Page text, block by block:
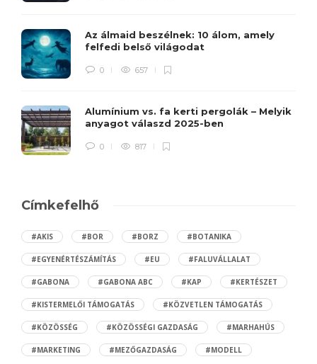
Az álmaid beszélnek: 10 álom, amely
felfedi belső világodat
0 657
Alumínium vs. fa kerti pergolák – Melyik
anyagot válaszd 2025-ben
0 817
Címkefelhő
#AKIS #BOR #BORZ #BOTANIKA
#EGYENÉRTÉSZÁMÍTÁS #EU #FALUVÁLLALAT
#GABONA #GABONA ABC #KAP #KERTÉSZET
#KISTERMELŐI TÁMOGATÁS #KÖZVETLEN TÁMOGATÁS
#KÖZÖSSÉG #KÖZÖSSÉGI GAZDASÁG #MARHAHÚS
#MARKETING #MEZŐGAZDASÁG #MODELL